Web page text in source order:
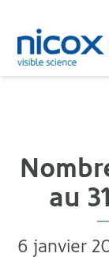
Nicox
au
6 janvier